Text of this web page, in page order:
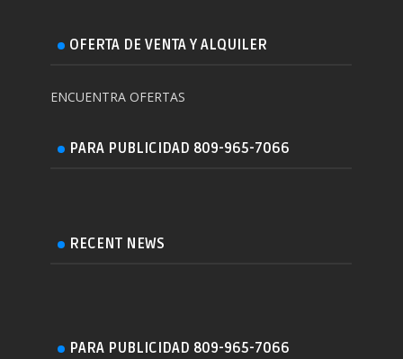
OFERTA DE VENTA Y ALQUILER
ENCUENTRA OFERTAS
PARA PUBLICIDAD 809-965-7066
RECENT NEWS
PARA PUBLICIDAD 809-965-7066